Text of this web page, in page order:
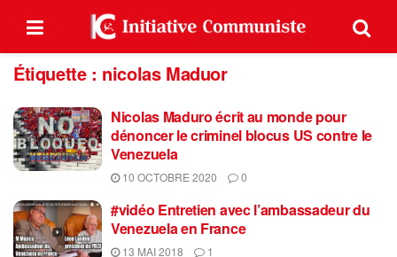
Étiquette : nicolas Maduor
Nicolas Maduro écrit au monde pour
dénoncer le criminel blocus US contre le
Venezuela
10 OCTOBRE 2020 0
#vidéo Entretien avec l’ambassadeur du
Venezuela en France
13 MAI 2018 1